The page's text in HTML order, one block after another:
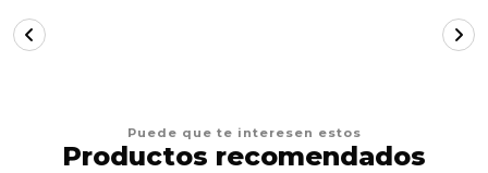
Puede que te interesen estos
Productos recomendados